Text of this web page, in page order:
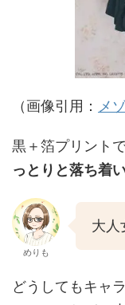
（画像引用： メ
黒＋箔プリント
っとりと落ち着
めりも
大人
どうしてもキャ